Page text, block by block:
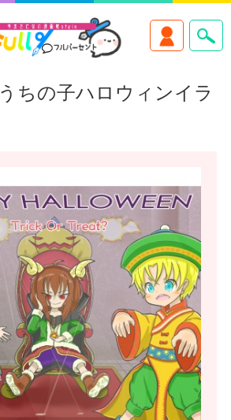
うちの子ハロウィンイラ